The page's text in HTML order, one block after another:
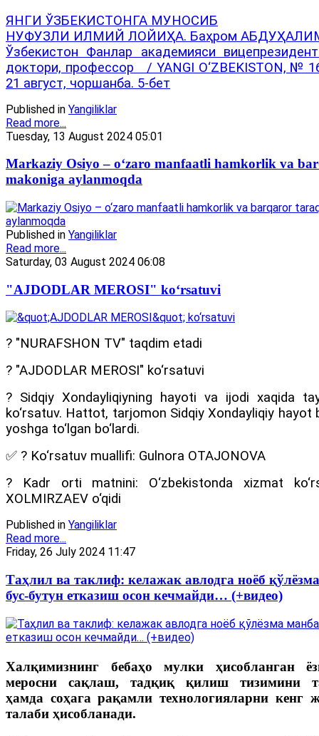
ЯНГИ ЎЗБЕКИСТОНГА МУНОСИБ
НУФУЗЛИ ИЛМИЙ ЛОЙИҲА. Баҳром
Ўзбекистон Фанлар академияси
доктори, профессор / YANGI O‘ZBEKISTON, №
21 август, чоршанба. 5-бет
Published in Yangiliklar
Read more...
Tuesday, 13 August 2024 05:01
Markaziy Osiyo – o‘zaro manfaatli hamkorlik va
makoniga aylanmoqda
Published in Yangiliklar
Read more...
Saturday, 03 August 2024 06:08
"AJDODLAR MEROSI" ko‘rsatuvi
? "NURAFSHON TV" taqdim etadi
? "AJDODLAR MEROSI" ko‘rsatuvi
? Sidqiy Xondayliqiyning hayoti va ijodi xaqida
ko‘rsatuv. Hattot, tarjomon Sidqiy Xondayliqiy hayot
yoshga to‘lgan bo‘lardi.
✅ ? Ko‘rsatuv muallifi: Gulnora OTAJONOVA
? Kadr orti matnini: O‘zbekistonda xizmat
XOLMIRZAEV o‘qidi
Published in Yangiliklar
Read more...
Friday, 26 July 2024 11:47
Таҳлил ва таклиф: келажак авлодга ноёб
бус-бутун етказиш осон кечмайди… (+видео)
Халқимизнинг бебаҳо мулки ҳисобланган
меросни сақлаш, тадқиқ қилиш тизимини
ҳамда соҳага рақамли технологияларни кенг
талаби ҳисобланади.